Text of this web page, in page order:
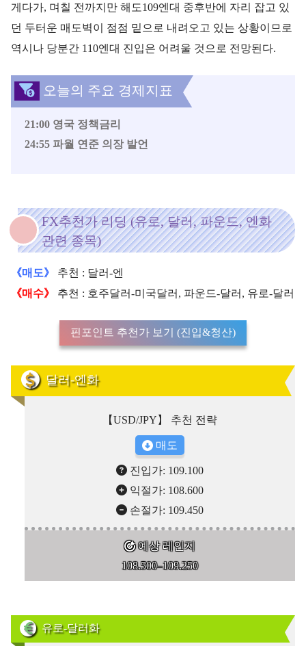
게다가, 며칠 전까지만 해도109엔대 중후반에 자리 잡고 있
던 두터운 매도벽이 점점 밑으로 내려오고 있는 상황이므로
역시나 당분간 110엔대 진입은 어려울 것으로 전망된다.
오늘의 주요 경제지표
21:00 영국 정책금리
24:55 파월 연준 의장 발언
FX추천가 리딩 (유로, 달러, 파운드, 엔화
관련 종목)
《매도》
추천 : 달러-엔
《매수》
추천 : 호주달러-미국달러, 파운드-달러, 유로-달러
핀포인트 추천가 보기 (진입&청산)
달러-엔화
【USD/JPY】 추천 전략
매도
진입가: 109.100
익절가: 108.600
손절가: 109.450
예상 레인지
108.500–109.250
유로-달러화